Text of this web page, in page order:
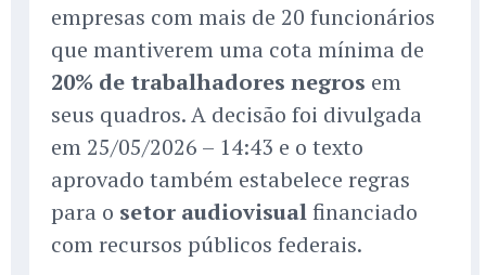
empresas com mais de 20 funcionários
que mantiverem uma cota mínima de
20% de trabalhadores negros em
seus quadros. A decisão foi divulgada
em 25/05/2026 – 14:43 e o texto
aprovado também estabelece regras
para o setor audiovisualfinanciado
com recursos públicos federais.